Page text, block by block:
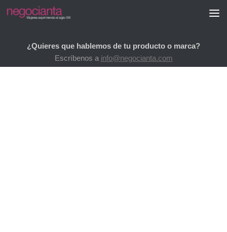
Saltar al contenido
¿Quieres que hablemos de tu producto o marca?
Escríbenos a info@negocianta.com